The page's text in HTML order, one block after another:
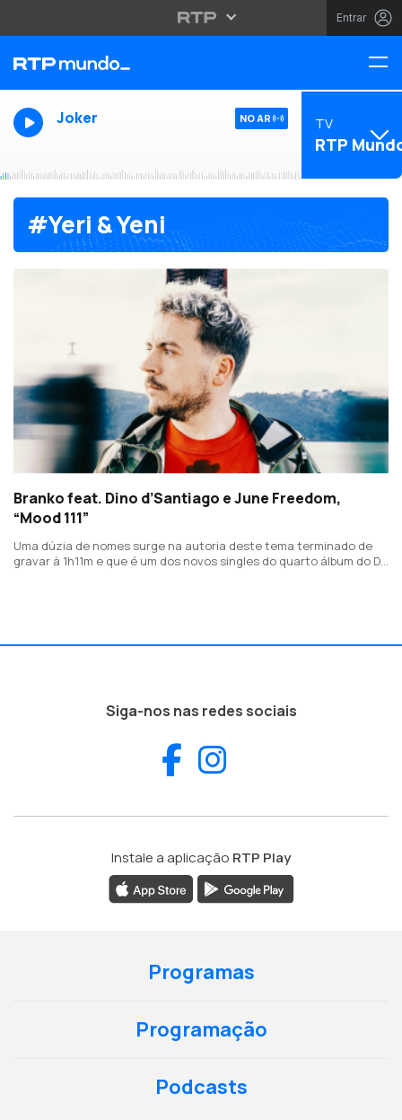
Entrar
Joker NO AR TV
RTP
#Yeri & Yeni
Branko feat. Dino d’Santiago e June Freedom,
“Mood 111”
Uma dúzia de nomes surge na autoria deste tema terminado de
gravar à 1h11m e que é um dos novos singles do quarto álbum do Dj
Siga-nos nas redes sociais
Facebook
Instale a aplicação RTP Play
Programas
Programação
Podcasts